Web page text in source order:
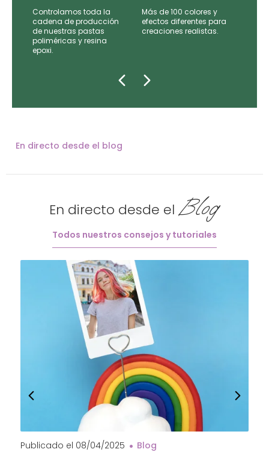
Controlamos toda la
cadena de producción
de nuestras pastas
poliméricas y resina
epoxi.
Más de 100 colores y
efectos diferentes para
creaciones realistas.
En directo desde el blog
En directo desde el Blog
Todos nuestros consejos y tutoriales
Publicado el 08/04/2025 Blog